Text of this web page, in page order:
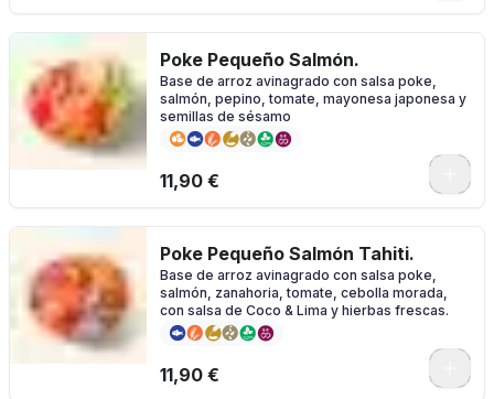
Poke Pequeño Salmón.
Base de arroz avinagrado con salsa poke,
salmón, pepino, tomate, mayonesa japonesa y
semillas de sésamo
11,90 €
Poke Pequeño Salmón Tahiti.
Base de arroz avinagrado con salsa poke,
salmón, zanahoria, tomate, cebolla morada,
con salsa de Coco & Lima y hierbas frescas.
11,90 €